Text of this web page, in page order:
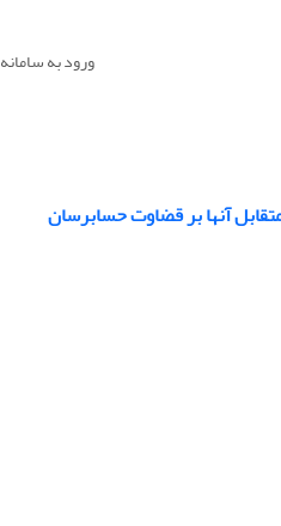
ورود به سامانه
آنها بر قضاوت حسابرسان